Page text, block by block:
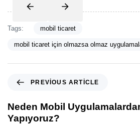
Tags: mobil ticaret
mobil ticaret için olmazsa olmaz
PREVIOUS ARTICLE
Neden Mobil
Yapıyoruz?